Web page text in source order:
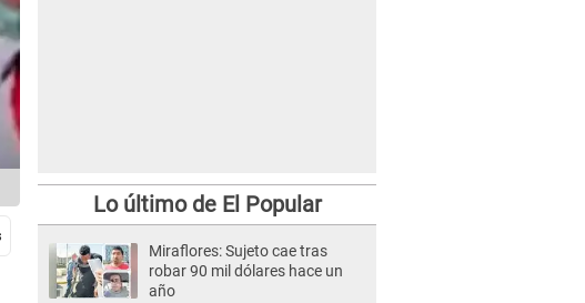
Lo último de El Popular
Miraflores: Sujeto cae tras
robar 90 mil dólares hace un
año